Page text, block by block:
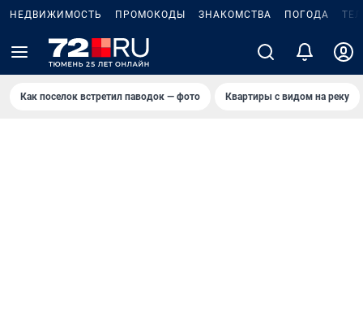
НЕДВИЖИМОСТЬ ПРОМОКОДЫ ЗНАКОМСТВА ПОГОДА
Как поселок встретил паводок — фото Квартиры с видом на реку